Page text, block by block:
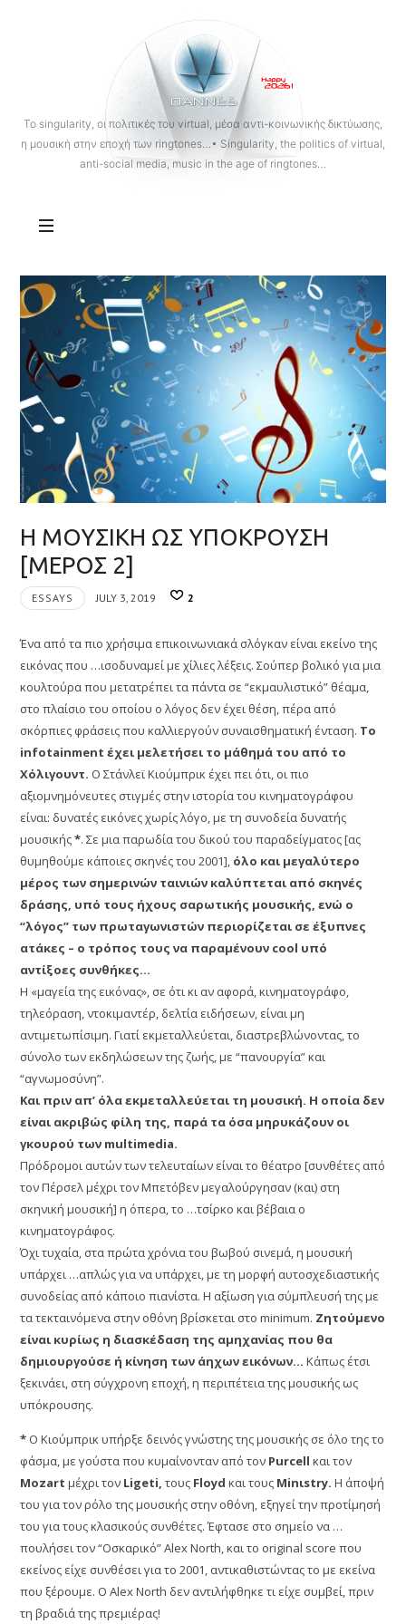
OANNES
To singularity, οι πολιτικές του virtual, μέσα αντι-κοινωνικής δικτύωσης,
η μουσική στην εποχή των ringtones…• Singularity, the politics of virtual,
anti-social media, music in the age of ringtones…
Η ΜΟΥΣΙΚΗ ΩΣ ΥΠΟΚΡΟΥΣΗ
[ΜΕΡΟΣ 2]
ESSAYS JULY 3, 2019 2
Ένα από τα πιο χρήσιμα επικοινωνιακά σλόγκαν είναι εκείνο της
εικόνας που …ισοδυναμεί με χίλιες λέξεις. Σούπερ βολικό για μια
κουλτούρα που μετατρέπει τα πάντα σε “εκμαυλιστικό” θέαμα,
στο πλαίσιο του οποίου ο λόγος δεν έχει θέση, πέρα από
σκόρπιες φράσεις που καλλιεργούν συναισθηματική ένταση. Το
infotainment έχει μελετήσει το μάθημά του από το
Χόλιγουντ. Ο Στάνλεϊ Κιούμπρικ έχει πει ότι, οι πιο
αξιομνημόνευτες στιγμές στην ιστορία του κινηματογράφου
είναι: δυνατές εικόνες χωρίς λόγο, με τη συνοδεία δυνατής
μουσικής*. Σε μια παρωδία του δικού του παραδείγματος [ας
θυμηθούμε κάποιες σκηνές του 2001], όλο και μεγαλύτερο
μέρος των σημερινών ταινιών καλύπτεται από σκηνές
δράσης, υπό τους ήχους σαρωτικής μουσικής, ενώ ο
“λόγος” των πρωταγωνιστών περιορίζεται σε έξυπνες
ατάκες – ο τρόπος τους να παραμένουν cool υπό
αντίξοες συνθήκες…
Η «μαγεία της εικόνας», σε ότι κι αν αφορά, κινηματογράφο,
τηλεόραση, ντοκιμαντέρ, δελτία ειδήσεων, είναι μη
αντιμετωπίσιμη. Γιατί εκμεταλλεύεται, διαστρεβλώνοντας, το
σύνολο των εκδηλώσεων της ζωής, με “πανουργία” και
“αγνωμοσύνη”.
Και πριν απ’ όλα εκμεταλλεύεται τη μουσική. Η οποία δεν
είναι ακριβώς φίλη της, παρά τα όσα μηρυκάζουν οι
γκουρού των multimedia.
Πρόδρομοι αυτών των τελευταίων είναι το θέατρο [συνθέτες από
τον Πέρσελ μέχρι τον Μπετόβεν μεγαλούργησαν (και) στη
σκηνική μουσική] η όπερα, το …τσίρκο και βέβαια ο
κινηματογράφος.
Όχι τυχαία, στα πρώτα χρόνια του βωβού σινεμά, η μουσική
υπάρχει …απλώς για να υπάρχει, με τη μορφή αυτοσχεδιαστικής
συνοδείας από κάποιο πιανίστα. Η αξίωση για σύμπλευσή της με
τα τεκταινόμενα στην οθόνη βρίσκεται στο minimum. Ζητούμενο
είναι κυρίως η διασκέδαση της αμηχανίας που θα
δημιουργούσε ή κίνηση των άηχων εικόνων… Κάπως έτσι
ξεκινάει, στη σύγχρονη εποχή, η περιπέτεια της μουσικής ως
υπόκρουσης.
* Ο Κιούμπρικ υπήρξε δεινός γνώστης της μουσικής σε όλο της το
φάσμα, με γούστα που κυμαίνονταν από τον Purcell και τον
Mozart μέχρι τον Ligeti, τους Floyd και τους Minιstry. Η άποψή
του για τον ρόλο της μουσικής στην οθόνη, εξηγεί την προτίμησή
του για τους κλασικούς συνθέτες. Έφτασε στο σημείο να …
πουλήσει τον “Οσκαρικό” Alex North, και το original score που
εκείνος είχε συνθέσει για το 2001, αντικαθιστώντας το με εκείνα
που ξέρουμε. O Alex North δεν αντιλήφθηκε τι είχε συμβεί, πριν
τη βραδιά της πρεμιέρας!